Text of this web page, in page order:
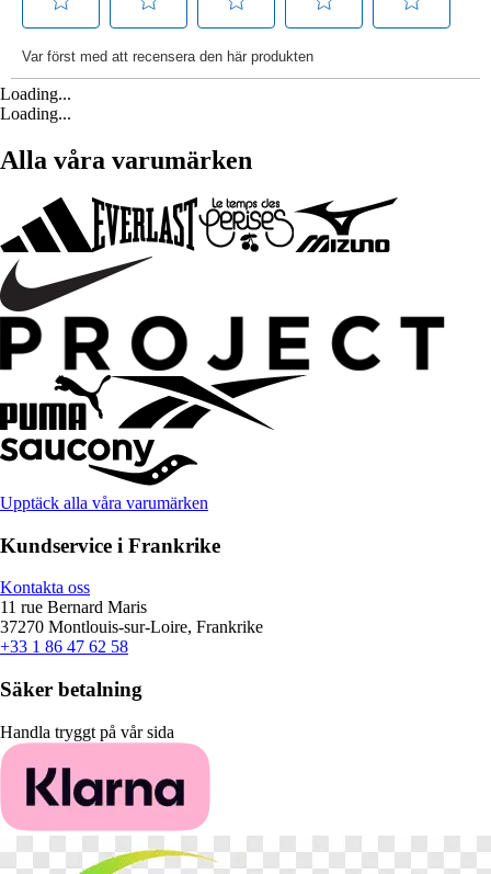
Loading...
Loading...
Alla våra varumärken
Upptäck alla våra varumärken
Kundservice i Frankrike
Kontakta oss
11 rue Bernard Maris
37270 Montlouis-sur-Loire, Frankrike
+33 1 86 47 62 58
Säker betalning
Handla tryggt på vår sida